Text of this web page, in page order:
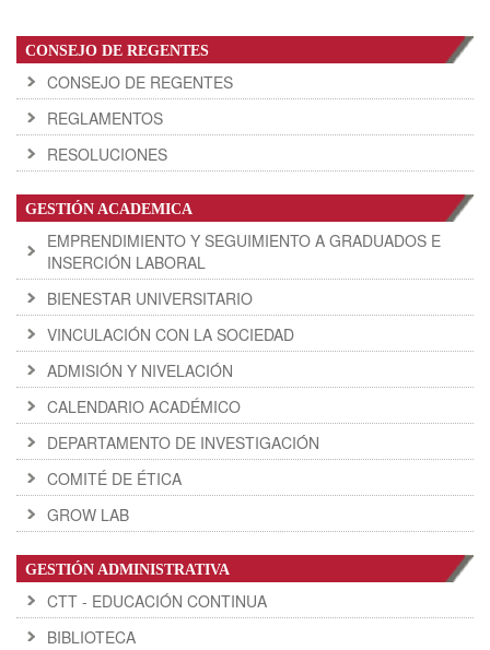
CONSEJO DE REGENTES
CONSEJO DE REGENTES
REGLAMENTOS
RESOLUCIONES
GESTIÓN ACADEMICA
EMPRENDIMIENTO Y SEGUIMIENTO A GRADUADOS E
INSERCIÓN LABORAL
BIENESTAR UNIVERSITARIO
VINCULACIÓN CON LA SOCIEDAD
ADMISIÓN Y NIVELACIÓN
CALENDARIO ACADÉMICO
DEPARTAMENTO DE INVESTIGACIÓN
COMITÉ DE ÉTICA
GROW LAB
GESTIÓN ADMINISTRATIVA
CTT - EDUCACIÓN CONTINUA
BIBLIOTECA